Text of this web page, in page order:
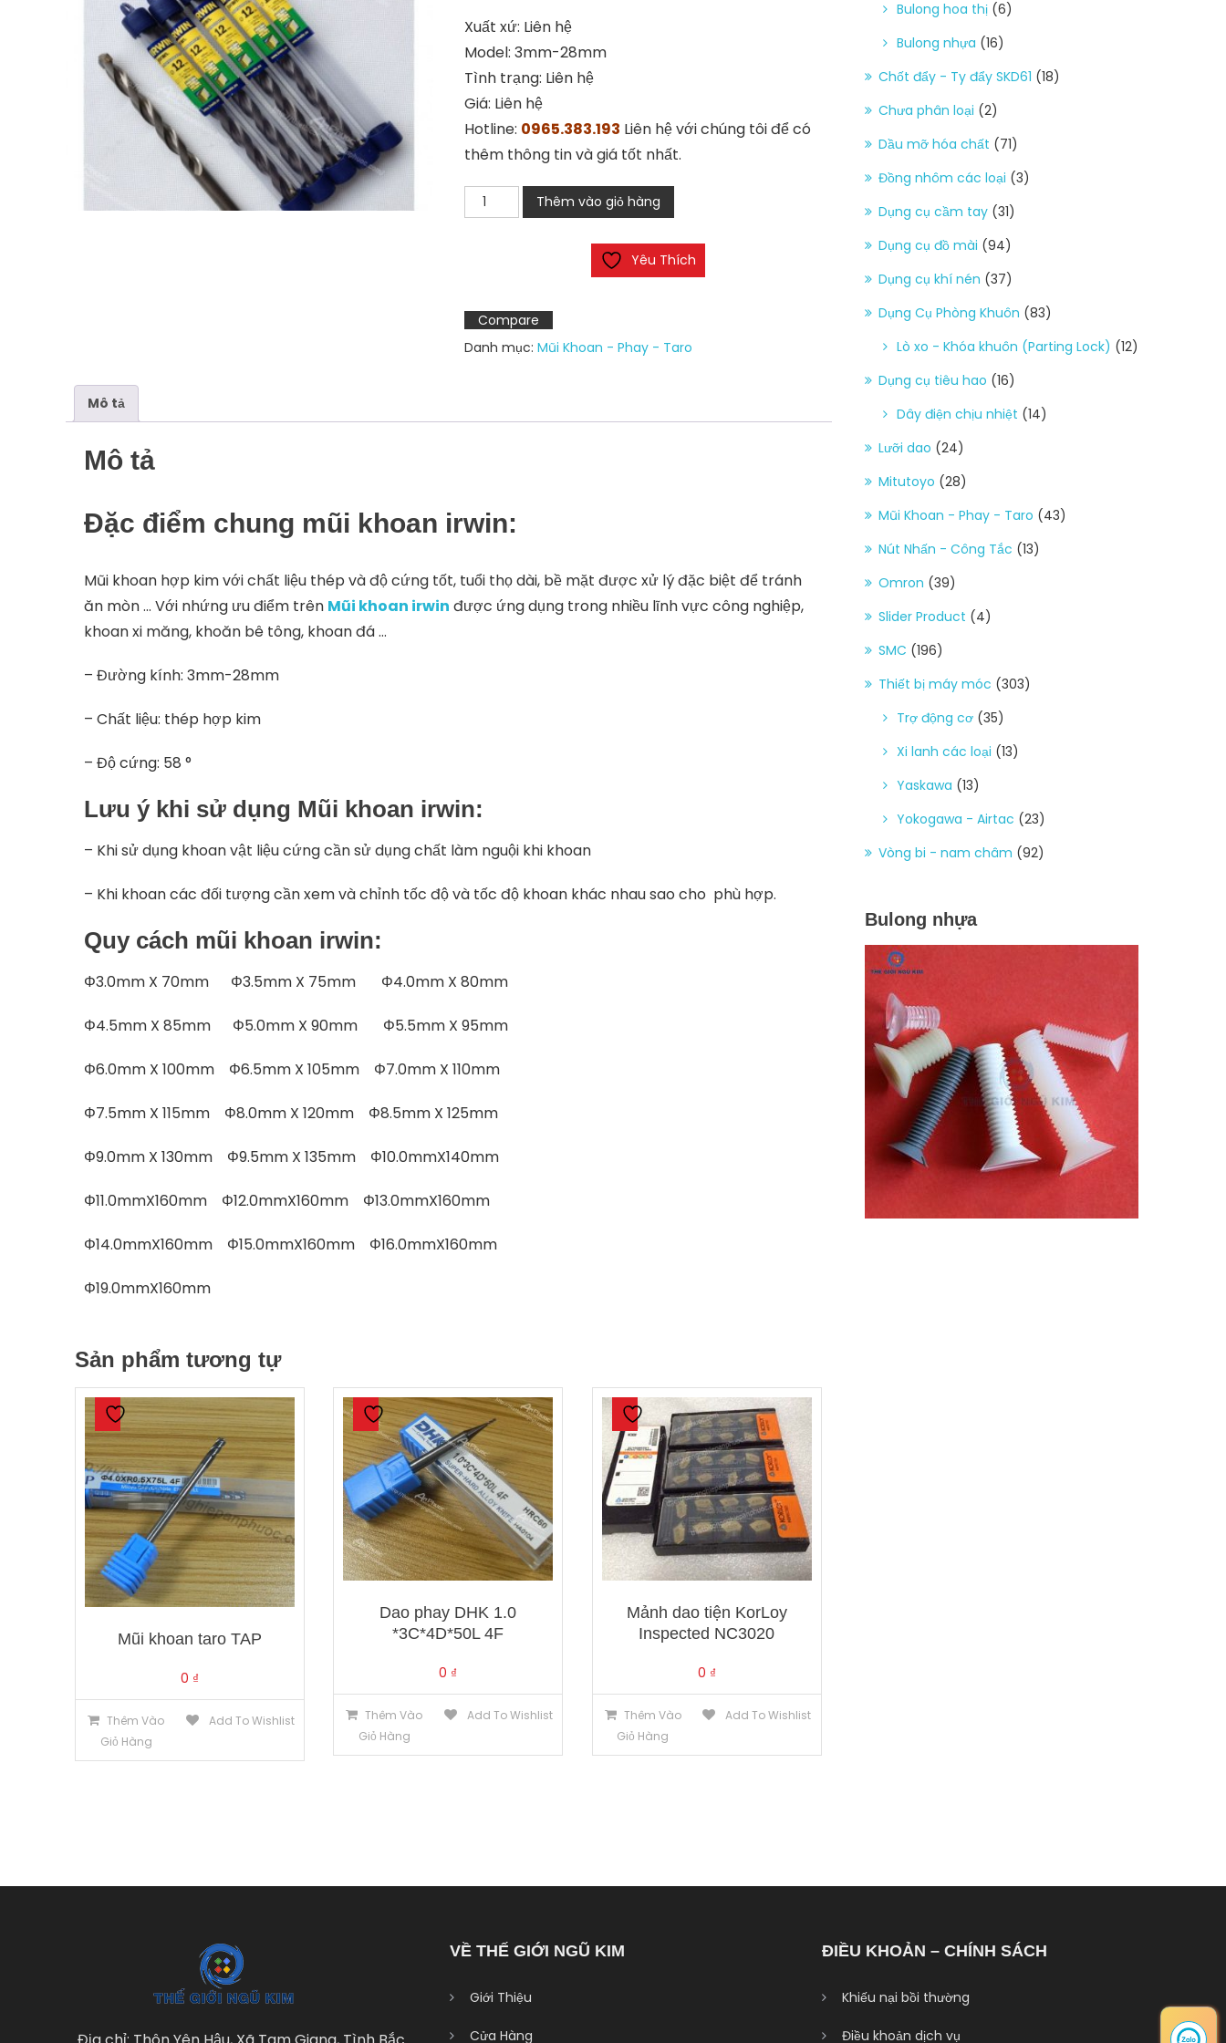
Xuất xứ: Liên hệ
Model: 3mm-28mm
Tình trạng: Liên hệ
Giá: Liên hệ
Hotline: 0965.383.193 Liên hệ với chúng tôi để có
thêm thông tin và giá tốt nhất.
Mũi
khoan
Thêm vào giỏ hàng
Yêu Thích
Compare
Danh mục: Mũi Khoan - Phay - Taro
Mô tả
Mô tả
Đặc điểm chung mũi khoan irwin:
Mũi khoan hợp kim với chất liệu thép và độ cứng tốt, tuổi thọ dài, bề mặt được xử lý đặc biệt để tránh
ăn mòn … Với nhứng ưu điểm trên Mũi khoan irwin được ứng dụng trong nhiều lĩnh vực công nghiệp,
khoan xi măng, khoăn bê tông, khoan đá …
– Đường kính: 3mm-28mm
– Chất liệu: thép hợp kim
– Độ cứng: 58 °
Lưu ý khi sử dụng Mũi khoan irwin:
– Khi sử dụng khoan vật liệu cứng cần sử dụng chất làm nguội khi khoan
– Khi khoan các đối tượng cần xem và chỉnh tốc độ và tốc độ khoan khác nhau sao cho phù hợp.
Quy cách mũi khoan irwin:
Φ3.0mm X 70mm Φ3.5mm X 75mm Φ4.0mm X 80mm
Φ4.5mm X 85mm Φ5.0mm X 90mm Φ5.5mm X 95mm
Φ6.0mm X 100mm Φ6.5mm X 105mm Φ7.0mm X 110mm
Φ7.5mm X 115mm Φ8.0mm X 120mm Φ8.5mm X 125mm
Φ9.0mm X 130mm Φ9.5mm X 135mm Φ10.0mmX140mm
Φ11.0mmX160mm Φ12.0mmX160mm Φ13.0mmX160mm
Φ14.0mmX160mm Φ15.0mmX160mm Φ16.0mmX160mm
Φ19.0mmX160mm
Sản phẩm tương tự
Mũi khoan taro TAP
0 ₫
Thêm Vào
Giỏ Hàng
Add To Wishlist
Dao phay DHK 1.0
*3C*4D*50L 4F
0 ₫
Thêm Vào
Giỏ Hàng
Add To Wishlist
Mảnh dao tiện KorLoy
Inspected NC3020
0 ₫
Thêm Vào
Giỏ Hàng
Add To Wishlist
Bulong hoa thị (6)
Bulong nhựa (16)
Chốt đẩy - Ty đẩy SKD61 (18)
Chưa phân loại (2)
Dầu mỡ hóa chất (71)
Đồng nhôm các loại (3)
Dụng cụ cầm tay (31)
Dụng cụ đồ mài (94)
Dụng cụ khí nén (37)
Dụng Cụ Phòng Khuôn (83)
Lò xo - Khóa khuôn (Parting Lock) (12)
Dụng cụ tiêu hao (16)
Dây điện chịu nhiệt (14)
Lưỡi dao (24)
Mitutoyo (28)
Mũi Khoan - Phay - Taro (43)
Nút Nhấn - Công Tắc (13)
Omron (39)
Slider Product (4)
SMC (196)
Thiết bị máy móc (303)
Trợ động cơ (35)
Xi lanh các loại (13)
Yaskawa (13)
Yokogawa - Airtac (23)
Vòng bi - nam châm (92)
Bulong nhựa
VỀ THẾ GIỚI NGŨ KIM
Giới Thiệu
Cửa Hàng
ĐIỀU KHOẢN – CHÍNH SÁCH
Khiếu nại bồi thường
Điều khoản dịch vụ